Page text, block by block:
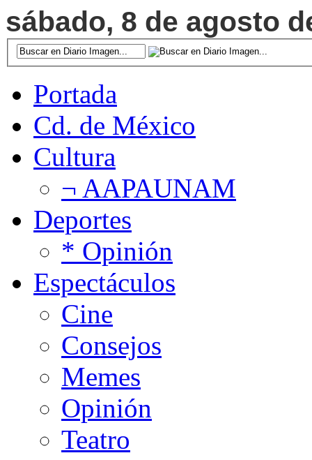
sábado, 8 de agosto
Portada
Cd. de México
Cultura
¬ AAPAUNAM
Deportes
* Opinión
Espectáculos
Cine
Consejos
Memes
Opinión
Teatro